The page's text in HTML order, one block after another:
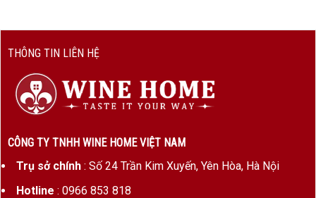
THÔNG TIN LIÊN HỆ
CÔNG TY TNHH WINE HOME VIỆT NAM
Trụ sở chính: Số 24 Trần Kim Xuyến, Yên Hòa, Hà Nội
Hotline : 0966 853 818